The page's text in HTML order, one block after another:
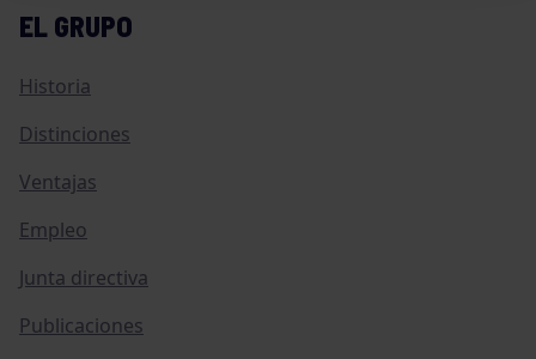
EL GRUPO
Historia
Distinciones
Ventajas
Empleo
Junta directiva
Publicaciones